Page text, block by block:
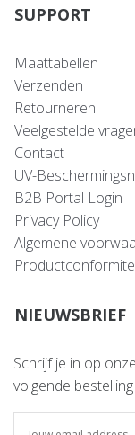
SUPPORT
Maattabellen
Verzenden
Retourneren
Veelgestelde
Contact
UV-
B2B Portal Login
Privacy Policy
Algemene
NIEUWSBRIEF
Schrijf je in op
volgende bestelling